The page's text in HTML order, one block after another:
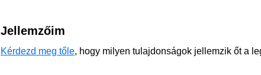
Jellemzőim
Kérdezd meg tőle, hogy milyen tulajdonságok jellemzik őt a